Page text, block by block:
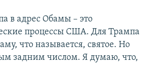
в адрес Обамы – это
процессы США. Для Трампа
что называется, святое. Но
задним числом. Я думаю, что,